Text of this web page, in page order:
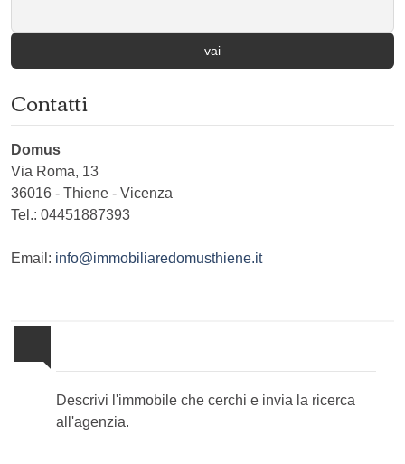
vai
Contatti
Domus
Via Roma, 13
36016 - Thiene - Vicenza
Tel.: 04451887393
Email: info@immobiliaredomusthiene.it
Descrivi l'immobile che cerchi e invia la ricerca
all'agenzia.